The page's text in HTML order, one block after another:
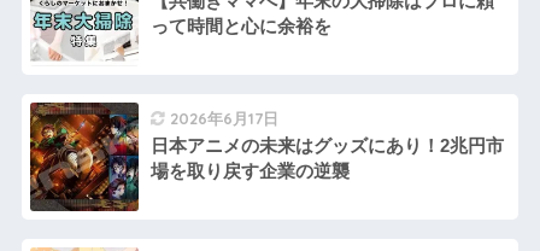
って時間と心に余裕を
2026年6月17日
日本アニメの未来はグッズにあり！2兆円市
場を取り戻す企業の逆襲